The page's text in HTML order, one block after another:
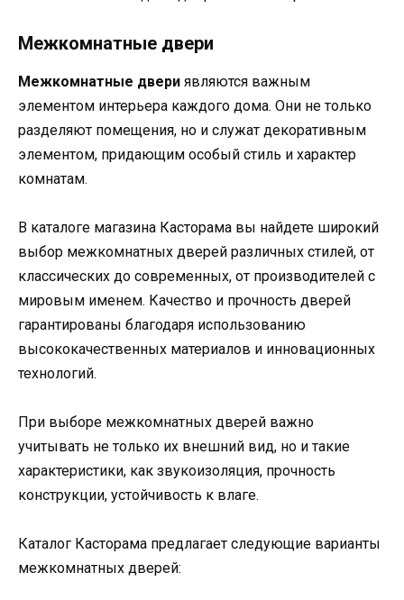
Межкомнатные двери
Межкомнатные двери являются важным
элементом интерьера каждого дома. Они не только
разделяют помещения, но и служат декоративным
элементом, придающим особый стиль и характер
комнатам.
В каталоге магазина Касторама вы найдете широкий
выбор межкомнатных дверей различных стилей, от
классических до современных, от производителей с
мировым именем. Качество и прочность дверей
гарантированы благодаря использованию
высококачественных материалов и инновационных
технологий.
При выборе межкомнатных дверей важно
учитывать не только их внешний вид, но и такие
характеристики, как звукоизоляция, прочность
конструкции, устойчивость к влаге.
Каталог Касторама предлагает следующие варианты
межкомнатных дверей: